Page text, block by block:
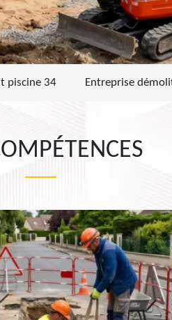
piscine 34 Entreprise